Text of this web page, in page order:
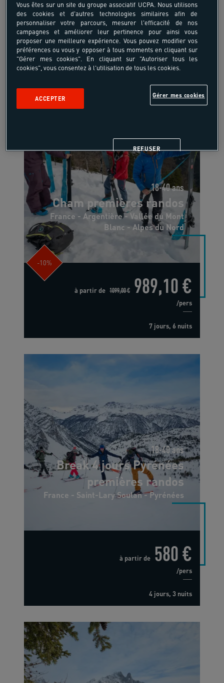
à partir de 1095,00 € 985,50 €
/pers
6 jours, 5 nuits
18-40 ans
Cham premières randos
France - Argentière - Vallée du Mont
Blanc - Alpes du Nord
-10%
à partir de 1099,00 € 989,10 €
/pers
7 jours, 6 nuits
18-40 ans
Break 4 jours Pyrénées
premières randos
France - Saint-Lary Soulan - Pyrénées
à partir de 580 €
/pers
4 jours, 3 nuits
Vous êtes sur un site du groupe associatif UCPA. Nous utilisons
des cookies et d'autres technologies similaires afin de
personnaliser votre parcours, mesurer l'efficacité de nos
campagnes et améliorer leur pertinence pour ainsi vous
proposer une meilleure expérience. Vous pouvez modifier vos
préférences ou vous y opposer à tous moments en cliquant sur
"Gérer mes cookies". En cliquant sur "Autoriser tous les
cookies", vous consentez à l'utilisation de tous les cookies.
Gérer mes cookies
REFUSER
ACCEPTER